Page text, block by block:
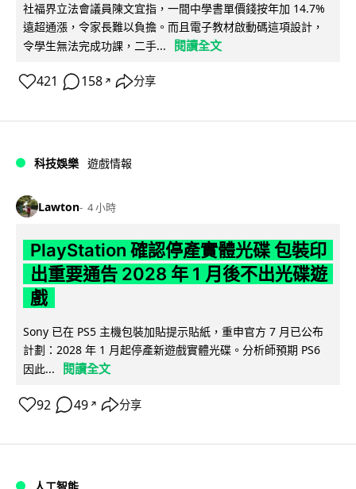
社福界立法會議員陳文宜指，一間中學書單價錢按年加 14.7%
遠超通漲，令家長難以負擔。而且電子教材啟動碼這項設計，
令學生無法完成功課，二手...
閱讀全文
421 158 ↗ 分享
科技娛樂 遊戲情報
Lawton 4 小時
PlayStation 確認停產實體光碟 包裝印
出重要通告 2028 年 1 月後不出光碟遊
戲
Sony 已在 PS5 主機包裝加貼提示貼紙，重申官方 7 月已公布
計劃：2028 年 1 月起停產新遊戲實體光碟。分析師預期 PS6
因此...
閱讀全文
92 49 ↗ 分享